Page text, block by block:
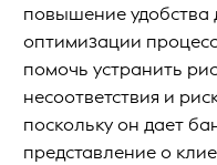
повышение удобства
оптимизации
помочь устранить
несоответствия и
поскольку он дает
представление о